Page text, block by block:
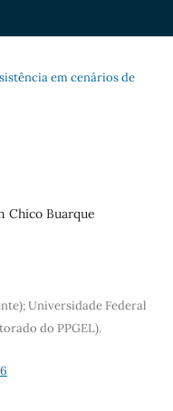
em cenários de
Chico Buarque
Universidade Federal
do PPGEL).